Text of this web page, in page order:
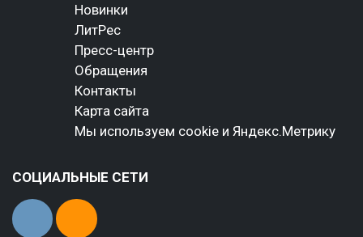
Новинки
ЛитРес
Пресс-центр
Обращения
Контакты
Карта сайта
Мы используем cookie и Яндекс.Метрику
СОЦИАЛЬНЫЕ СЕТИ